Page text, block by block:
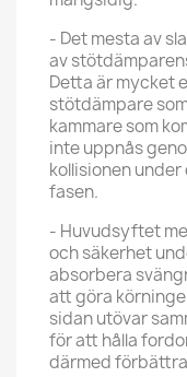
- Det mesta av
av
Detta är mycket
stötdämpare
kammare som
inte uppnås
kollisionen
fasen.
- Huvudsyftet
och säkerhet
absorbera
att göra
sidan utövar
för att hålla
därmed